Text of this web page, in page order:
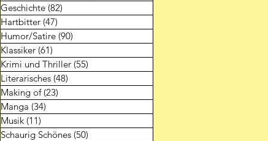
Geschichte (82)
Hartbitter (47)
Humor/Satire (90)
Klassiker (61)
Krimi und Thriller (55)
Literarisches (48)
Making of (23)
Manga (34)
Musik (11)
Schaurig Schönes (50)